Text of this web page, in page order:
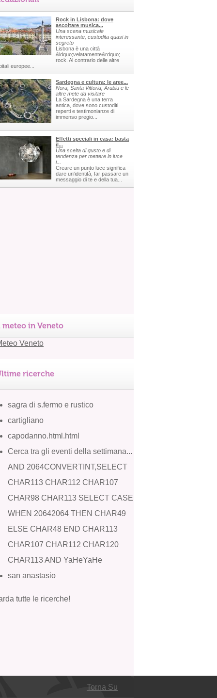
Rock in Lisbona: dove
ascoltare musica...
Una scena musicale
interessante, custodita quasi in
segreto
Lisbona è una città
&ldquo;velatamente&rdquo;
rock. Al contrario delle altre
europee...
Sardegna e cultura: le aree...
Nora, Santa Vittoria, Arubiu e le
altre mete da visitare
La Sardegna è una terra
antica, dove sono custoditi
reperti e testimonianze di
immenso pregio...
Effetti speciali in casa: basta
il...
Una scelta di gusto e di
tendenza per mettere in luce
i...
Creare un punto luce significa
dare un'identità, far passare un
messaggio di te e della tua...
meteo in Veneto
ricerche
sagra di s.fermo e rustico
cartigliano
capodanno.html.html
Cerca tra gli eventi della settimana...
AND 2064CONVERTINT,SELECT
CHAR113 CHAR112 CHAR107
CHAR98 CHAR113 SELECT CASE
WHEN 20642064 THEN CHAR49
ELSE CHAR48 END CHAR113
CHAR107 CHAR112 CHAR120
CHAR113 AND YaHeYaHe
san anastasio
tutte le ricerche!
Torna Su